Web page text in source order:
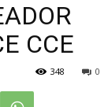
CCE
0
348